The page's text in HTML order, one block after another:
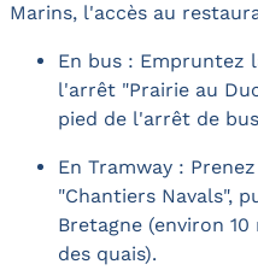
Marins, l'accès au
En bus : Empruntez
l'arrêt "Prairie au
pied de l'arrêt de
En Tramway :
"Chantiers Navals",
Bretagne (environ
des quais).